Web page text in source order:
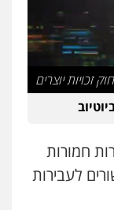
דין
פשיעה
חמורות
לעבירות